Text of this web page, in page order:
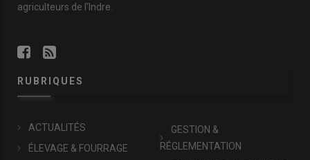
agriculteurs de l'Indre.
RUBRIQUES
ACTUALITÉS
ÉLEVAGE & FOURRAGE
GESTION &
RÉGLEMENTATION